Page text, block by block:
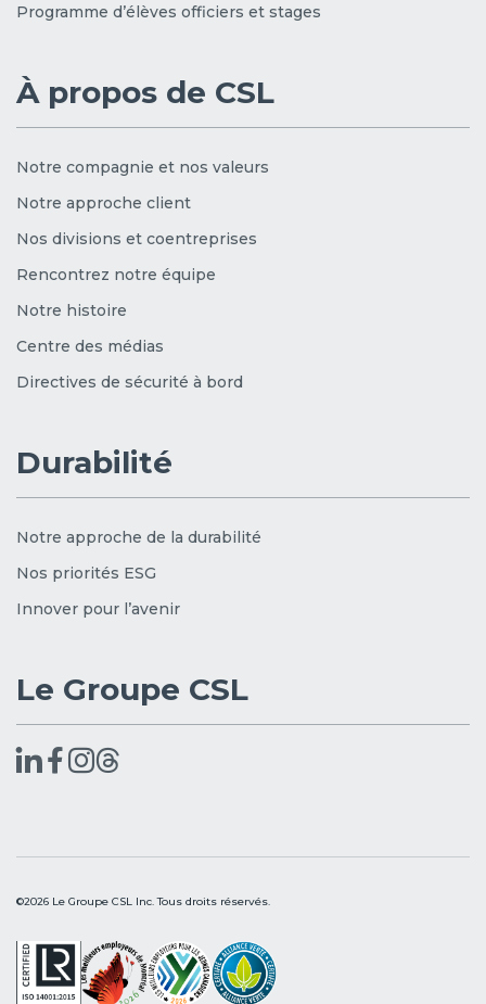
Programme d’élèves officiers et stages
À propos de CSL
Notre compagnie et nos valeurs
Notre approche client
Nos divisions et coentreprises
Rencontrez notre équipe
Notre histoire
Centre des médias
Directives de sécurité à bord
Durabilité
Notre approche de la durabilité
Nos priorités ESG
Innover pour l’avenir
Le Groupe CSL
©2026 Le Groupe CSL Inc. Tous droits réservés.